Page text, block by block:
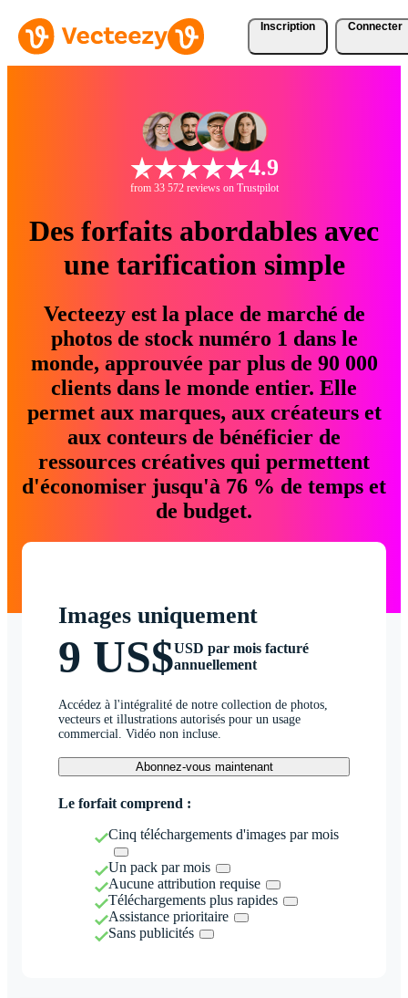
Inscription Connecter
4.9
from 33 572 reviews on Trustpilot
Des forfaits abordables avec
une tarification simple
Vecteezy est la place de marché de
photos de stock numéro 1 dans le
monde, approuvée par plus de 90 000
clients dans le monde entier. Elle
permet aux marques, aux créateurs et
aux conteurs de bénéficier de
ressources créatives qui permettent
d'économiser jusqu'à 76 % de temps et
de budget.
Images uniquement
9 US$USD par mois facturé
annuellement
Accédez à l'intégralité de notre collection de photos,
vecteurs et illustrations autorisés pour un usage
commercial. Vidéo non incluse.
Abonnez-vous maintenant
Le forfait comprend :
Cinq téléchargements d'images par mois
Un pack par mois
Aucune attribution requise
Téléchargements plus rapides
Assistance prioritaire
Sans publicités